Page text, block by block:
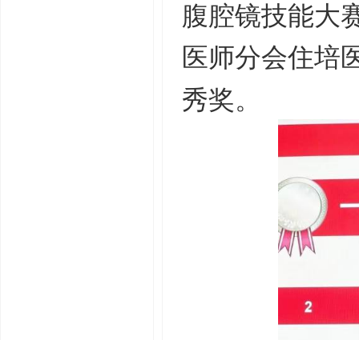
腹腔镜技能大
医师分会住培
秀奖。